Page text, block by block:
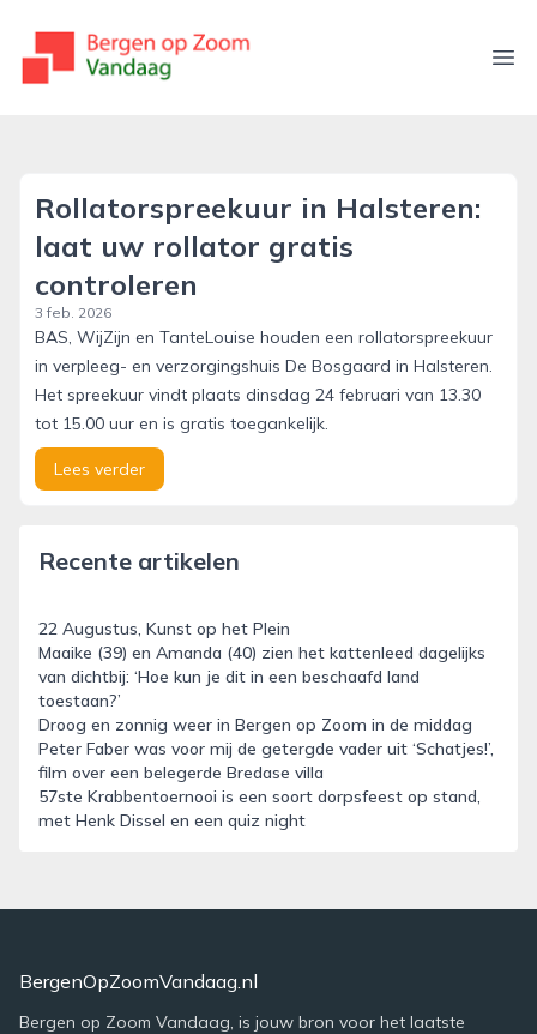
bergenopzoomvandaag.nl
Rollatorspreekuur in Halsteren:
laat uw rollator gratis
controleren
3 feb. 2026
BAS, WijZijn en TanteLouise houden een rollatorspreekuur
in verpleeg- en verzorgingshuis De Bosgaard in Halsteren.
Het spreekuur vindt plaats dinsdag 24 februari van 13.30
tot 15.00 uur en is gratis toegankelijk.
Lees verder
Recente artikelen
22 Augustus, Kunst op het Plein
Maaike (39) en Amanda (40) zien het kattenleed dagelijks
van dichtbij: ‘Hoe kun je dit in een beschaafd land
toestaan?’
Droog en zonnig weer in Bergen op Zoom in de middag
Peter Faber was voor mij de getergde vader uit ‘Schatjes!’,
film over een belegerde Bredase villa
57ste Krabbentoernooi is een soort dorpsfeest op stand,
met Henk Dissel en een quiz night
BergenOpZoomVandaag.nl
Bergen op Zoom Vandaag, is jouw bron voor het laatste